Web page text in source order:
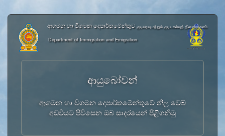
ආගමන හා විගමන දෙපාර්තමේන්තුව குடிவரவு மற்றும் குடியகல்வுத் திணைக்களம்
Department of Immigration and Emigration
ආයුබෝවන්
ආගමන හා විගමන දෙපාර්තමේන්තුවේ නිල වෙබ්
අඩවියට පිවිසෙන ඔබ සාදරයෙන් පිළිගනිමු